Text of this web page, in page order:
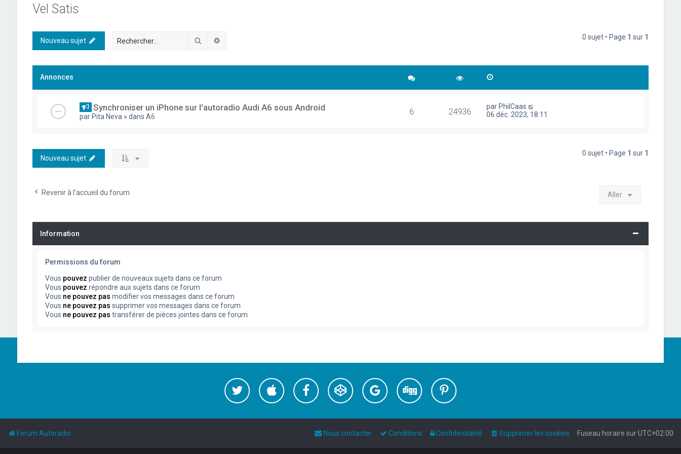
Vel Satis
Nouveau sujet Rechercher 0 sujet • Page 1 sur 1
Annonces
Synchroniser un iPhone sur l'autoradio Audi A6 sous Android
par Pita Neva » dans A6 6 24936 par PhilCaas
06 déc. 2023, 18:11
Nouveau sujet
0 sujet • Page 1 sur 1
Revenir à l’accueil du forum Aller
Information
Permissions du forum
Vous pouvez publier de nouveaux sujets dans ce forum
Vous pouvez répondre aux sujets dans ce forum
Vous ne pouvez pas modifier vos messages dans ce forum
Vous ne pouvez pas supprimer vos messages dans ce forum
Vous ne pouvez pas transférer de pièces jointes dans ce forum
Forum Autoradio Fuseau horaire surUTC+02:00
Supprimer les cookies
Confidentialité
Conditions
Nous contacter